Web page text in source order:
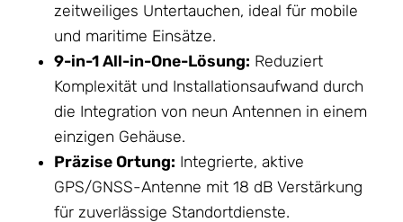
zeitweiliges Untertauchen, ideal für mobile
und maritime Einsätze.
9-in-1 All-in-One-Lösung: Reduziert
Komplexität und Installationsaufwand durch
die Integration von neun Antennen in einem
einzigen Gehäuse.
Präzise Ortung: Integrierte, aktive
GPS/GNSS-Antenne mit 18 dB Verstärkung
für zuverlässige Standortdienste.